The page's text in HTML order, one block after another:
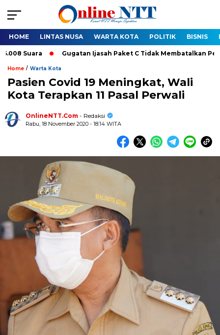
HOME LINTAS NUSA WARTA KOTA POLITIK BISNIS
Ijasah Paket C Tidak Membatalkan Pelantikan Bupati-
Home / Warta Kota
Pasien Covid 19 Meningkat, Wali
Kota Terapkan 11 Pasal Perwali
OnlineNTT.Com - Redaksi
Rabu, 18 November 2020 - 18:14 WITA